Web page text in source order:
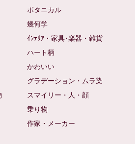
ボタニカル
幾何学
ｲﾝﾃﾘｱ・家具･楽器・雑貨
ハート柄
かわいい
グラデーション・ムラ染
スマイリー・人・顔
乗り物
作家・メーカー